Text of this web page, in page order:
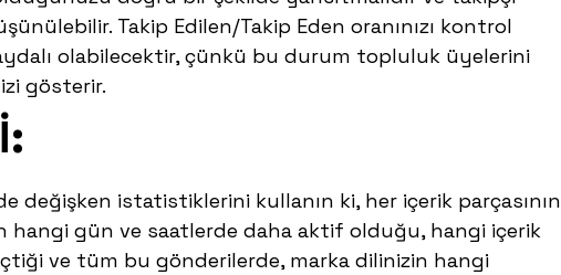
Takip Edilen/Takip Eden oranınızı kontrol
olabilecektir, çünkü bu durum topluluk üyelerini
gösterir.
değişken istatistiklerini kullanın ki, her içerik parçasının
hangi gün ve saatlerde daha aktif olduğu, hangi içerik
ve tüm bu gönderilerde, marka dilinizin hangi